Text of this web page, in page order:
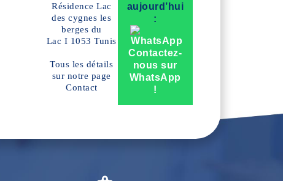
Résidence Lac
des cygnes les
berges du
Lac I 1053 Tunis
Tous les détails
sur notre page
Contact
aujourd’hui
:
Contactez-
nous sur
WhatsApp
!